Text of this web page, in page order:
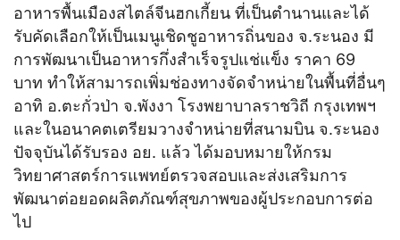
อาหารพื้นเมืองสไตล์จีนฮกเกี้ยน ที่เป็นตำนานและได้
รับคัดเลือกให้เป็นเมนูเชิดชูอาหารถิ่นของ จ.ระนอง มี
การพัฒนาเป็นอาหารกึ่งสำเร็จรูปแช่แข็ง ราคา 69
บาท ทำให้สามารถเพิ่มช่องทางจัดจำหน่ายในพื้นที่อื่นๆ
อาทิ อ.ตะกั่วป่า จ.พังงา โรงพยาบาลราชวิถี กรุงเทพฯ
และในอนาคตเตรียมวางจำหน่ายที่สนามบิน จ.ระนอง
ปัจจุบันได้รับรอง อย. แล้ว ได้มอบหมายให้กรม
วิทยาศาสตร์การแพทย์ตรวจสอบและส่งเสริมการ
พัฒนาต่อยอดผลิตภัณฑ์สุขภาพของผู้ประกอบการต่อ
ไป